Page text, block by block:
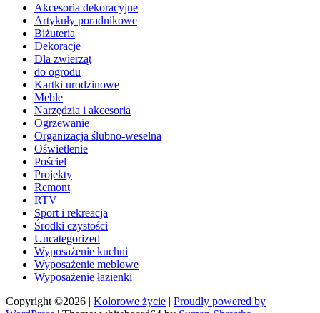
Akcesoria dekoracyjne
Artykuły poradnikowe
Biżuteria
Dekoracje
Dla zwierząt
do ogrodu
Kartki urodzinowe
Meble
Narzędzia i akcesoria
Ogrzewanie
Organizacja ślubno-weselna
Oświetlenie
Pościel
Projekty
Remont
RTV
Sport i rekreacja
Środki czystości
Uncategorized
Wyposażenie kuchni
Wyposażenie meblowe
Wyposażenie łazienki
Copyright ©2026 | Kolorowe życie | Proudly powered by